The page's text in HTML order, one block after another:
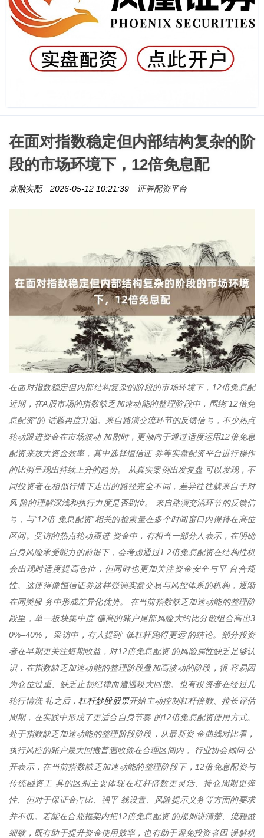
在面对指数稳定但内部结构复杂的阶
段的市场环境下，12倍免息配
京融实配 2026-05-12 10:21:39 证券配资平台
在面对指数稳定但内部结构复杂的阶段的市场环境下，12倍免息配
近期，在A股市场的指数缺乏加速动能的整理阶段中，围绕“12倍免
息配资”的 话题再度升温。来自路演交流环节的反馈信号，不少热点
轮动跟进资金在市场波动 加剧时，更倾向于通过适度运用12倍免息
配资来放大资金效率，其中选择恒信证 券等实盘配资平台进行操作
的比例呈现出持续上升的趋势。 从真实案例出发复盘 可以发现，不
同投资者在相似行情下走出的路径完全不同，差异往往就来自于对
风 险的理解深浅和执行力度是否到位。 来自路演交流环节的反馈信
号，与“12倍 免息配资”相关的检索量在多个时间窗口内保持在高位
区间。受访的热点轮动跟进 资金中，有相当一部分人表示，在明确
自身风险承受能力的前提下，会考虑通过1 2倍免息配资在结构性机
会出现时适度提高仓位，但同时也更加关注资金安全与平 台合规
性。这使得像恒信证券这样强调实盘交易与风控体系的机构，逐渐
在同类服 务中形成差异化优势。 在当前指数缺乏加速动能的整理阶
段里，单一板块集中度 偏高的账户尾部风险大约比分散组合高出3
0%–40%， 采访中，有人提到‘ 低杠杆跑得更远’的结论。部分投资
者在早期更关注短期收益，对12倍免息配资 的风险属性缺乏足够认
识，在指数缺乏加速动能的整理阶段叠加高波动的阶段，很 容易因
为仓位过重、缺乏止损纪律而遭遇较大回撤。也有投资者在经过几
轮行情洗 礼之后，杠杆炒股股票开始主动控制杠杆倍数、拉长评估
周期，在实践中形成了更适合自身节奏 的12倍免息配资使用方式。
处于指数缺乏加速动能的整理阶段阶段，从最新资 金曲线对比看，
执行风控的账户最大回撤普遍收敛在合理区间内， 行业协会顾问 公
开表示，在当前指数缺乏加速动能的整理阶段下，12倍免息配资与
传统融资工 具的区别主要体现在杠杆倍数更灵活、持仓周期更弹
性、但对于保证金占比、强平 线设置、风险提示义务等方面的要求
并不低。若能在合规框架内把12倍免息配资 的规则讲清楚、流程做
细致，既有助于提升资金使用效率，也有助于避免投资者因 误解机